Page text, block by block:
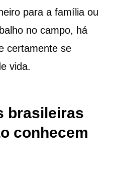
para a família ou
no campo, há
certamente se
vida.
brasileiras
conhecem